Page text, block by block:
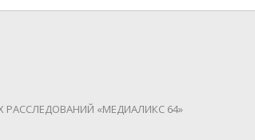
«МЕДИАЛИКС 64»